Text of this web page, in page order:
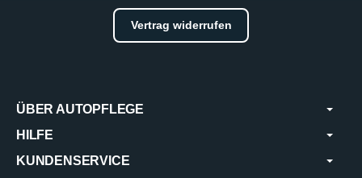
Vertrag widerrufen
ÜBER AUTOPFLEGE
HILFE
KUNDENSERVICE